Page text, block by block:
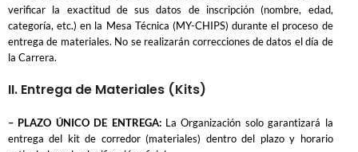
verificar la exactitud de sus datos de inscripción (nombre, edad,
categoría, etc.) en la Mesa Técnica (MY-CHIPS) durante el proceso de
entrega de materiales. No se realizarán correcciones de datos el día de
la Carrera.
II. Entrega de Materiales (Kits)
– PLAZO ÚNICO DE ENTREGA:La Organización solo garantizará la
entrega del kit de corredor (materiales) dentro del plazo y horario